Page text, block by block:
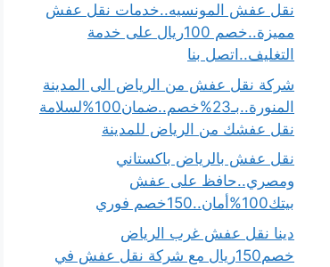
نقل عفش المونسيه..خدمات نقل عفش
مميزة..خصم 100ريال على خدمة
التغليف..اتصل بنا
شركة نقل عفش من الرياض الى المدينة
المنورة..بـ23%خصم..ضمان100%لسلامة
نقل عفشك من الرياض للمدينة
نقل عفش بالرياض باكستاني
ومصري..حافظ على عفش
بيتك100%أمان..150خصم فوري
دينا نقل عفش غرب الرياض
خصم150ريال مع شركة نقل عفش في